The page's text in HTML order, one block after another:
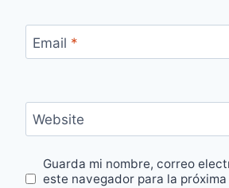
Email *
Website
Guarda mi nombre, correo
este navegador para la próxima